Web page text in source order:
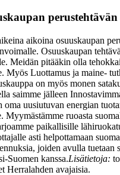
perustehtävän
aikoina osuuskaupan
Osuuskaupan
Meidän pitääkin olla
Myös Luottamus ja maine-
on myös monen
saimme jälleen
oma uusiutuvan energian
Myymästämme ruoasta
paikallisille
asti helpottamaan
joiden avulla
Suomen kanssa.Lisätietoja:
Herralahden avajaisia.